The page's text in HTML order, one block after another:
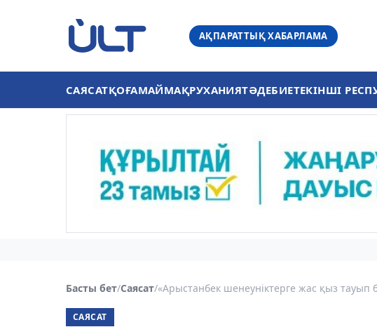
АҚПАРАТТЫҚ ХАБАРЛАМА
САЯСАТҚОҒАМАЙМАҚРУХАНИЯТӘДЕБИЕТЕКІНШІ
Басты бет/Саясат/«Арыстанбек шенеуніктерге жас қыз тауып
САЯСАТ